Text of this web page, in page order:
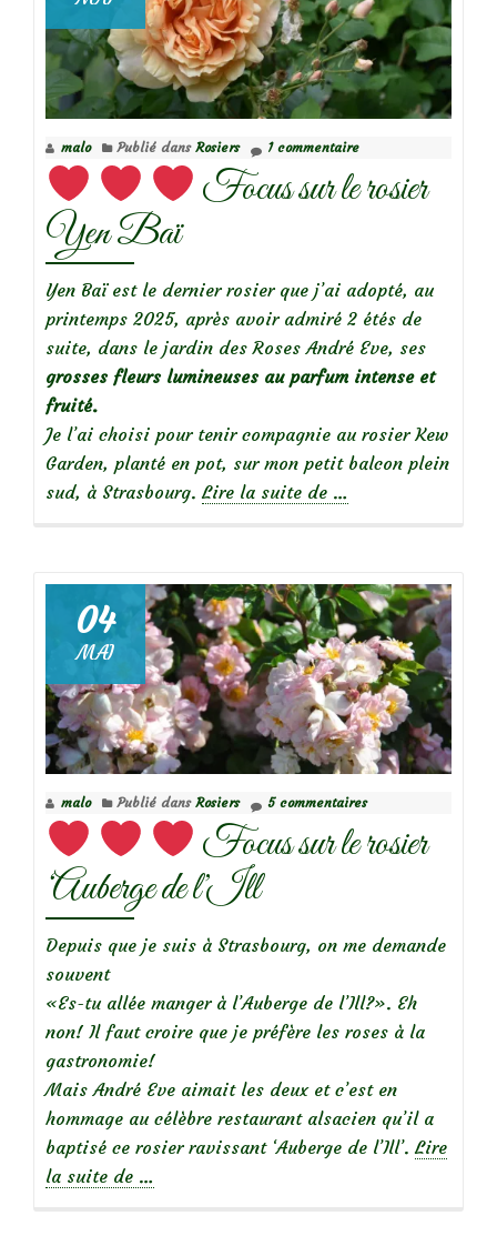
malo Publié dans Rosiers 1 commentaire
Focus sur le rosier
Yen Baï
Yen Baï est le dernier rosier que j’ai adopté, au
printemps 2025, après avoir admiré 2 étés de
suite, dans le jardin des Roses André Eve, ses
grosses fleurs lumineuses au parfum intense et
fruité.
Je l’ai choisi pour tenir compagnie au rosier Kew
Garden, planté en pot, sur mon petit balcon plein
sud, à Strasbourg. Lire la suite de
Focus
sur
le
rosier
Yen
Baï
…
04
MAI
malo Publié dans Rosiers 5 commentaires
Focus sur le rosier
‘Auberge de l’Ill
Depuis que je suis à Strasbourg, on me demande
souvent
«Es-tu allée manger à l’Auberge de l’Ill?». Eh
non! Il faut croire que je préfère les roses à la
gastronomie!
Mais André Eve aimait les deux et c’est en
hommage au célèbre restaurant alsacien qu’il a
baptisé ce rosier ravissant ‘Auberge de l’Ill’. Lire
la suite de …